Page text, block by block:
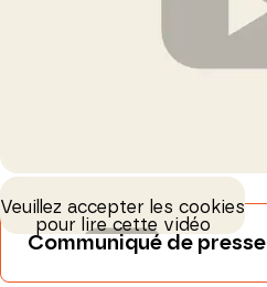
Veuillez accepter les cookies
pour lire cette vidéo
Communiqué de presse